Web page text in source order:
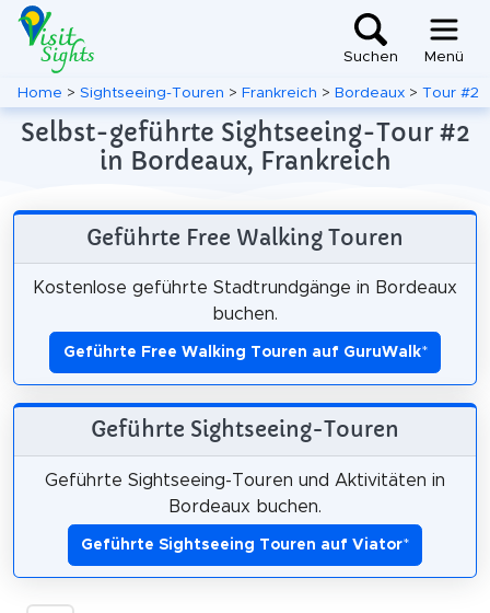
Suchen Menü
Home > Sightseeing-Touren > Frankreich > Bordeaux > Tour #2
Selbst-geführte Sightseeing-Tour #2
in Bordeaux, Frankreich
Geführte Free Walking Touren
Kostenlose geführte Stadtrundgänge in Bordeaux
buchen.
Geführte Free Walking Touren auf GuruWalk*
Geführte Sightseeing-Touren
Geführte Sightseeing-Touren und Aktivitäten in
Bordeaux buchen.
Geführte Sightseeing Touren auf Viator*